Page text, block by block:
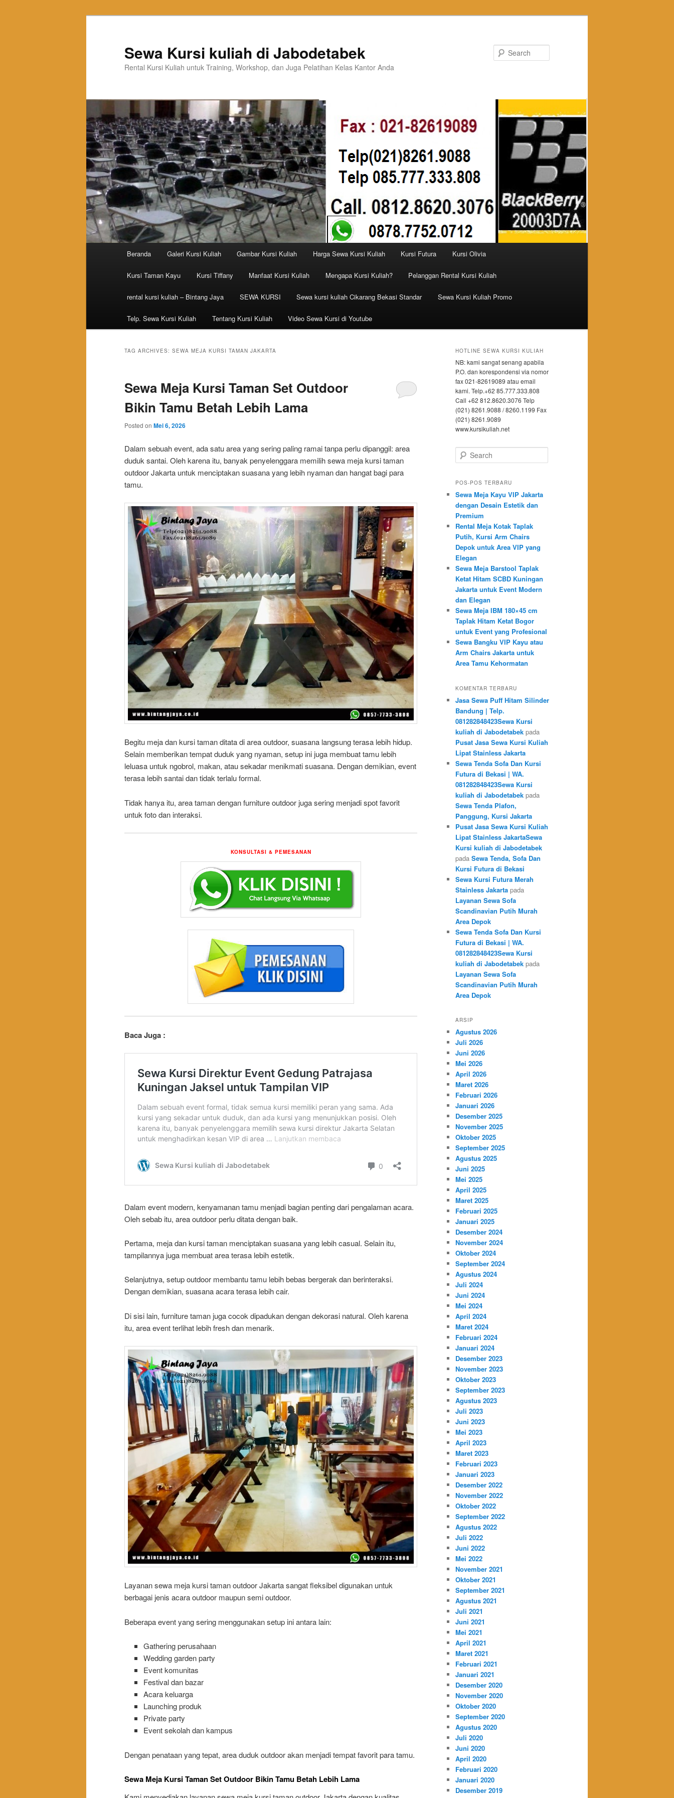
Sewa Kursi kuliah di Jabodetabek
Rental Kursi Kuliah untuk Training, Workshop, dan Juga Pelatihan Kelas Kantor Anda
Skip to primary content
Skip to secondary content
Beranda Galeri Kursi Kuliah Gambar Kursi Kuliah Harga Sewa Kursi Kuliah Kursi Futura Kursi Olivia
Kursi Taman Kayu Kursi Tiffany Manfaat Kursi Kuliah Mengapa Kursi Kuliah? Pelanggan Rental Kursi Kuliah
rental kursi kuliah – Bintang Jaya SEWA KURSI Sewa kursi kuliah Cikarang Bekasi Standar Sewa Kursi Kuliah Promo
Telp. Sewa Kursi Kuliah Tentang Kursi Kuliah Video Sewa Kursi di Youtube
TAG ARCHIVES: SEWA MEJA KURSI TAMAN JAKARTA
Sewa Meja Kursi Taman Set Outdoor
Bikin Tamu Betah Lebih Lama
Posted on Mei 6, 2026
Dalam sebuah event, ada satu area yang sering paling ramai tanpa perlu dipanggil: area
duduk santai. Oleh karena itu, banyak penyelenggara memilih sewa meja kursi taman
outdoor Jakarta untuk menciptakan suasana yang lebih nyaman dan hangat bagi para
tamu.
Begitu meja dan kursi taman ditata di area outdoor, suasana langsung terasa lebih hidup.
Selain memberikan tempat duduk yang nyaman, setup ini juga membuat tamu lebih
leluasa untuk ngobrol, makan, atau sekadar menikmati suasana. Dengan demikian, event
terasa lebih santai dan tidak terlalu formal.
Tidak hanya itu, area taman dengan furniture outdoor juga sering menjadi spot favorit
untuk foto dan interaksi.
KONSULTASI & PEMESANAN
Baca Juga :
Dalam event modern, kenyamanan tamu menjadi bagian penting dari pengalaman acara.
Oleh sebab itu, area outdoor perlu ditata dengan baik.
Pertama, meja dan kursi taman menciptakan suasana yang lebih casual. Selain itu,
tampilannya juga membuat area terasa lebih estetik.
Selanjutnya, setup outdoor membantu tamu lebih bebas bergerak dan berinteraksi.
Dengan demikian, suasana acara terasa lebih cair.
Di sisi lain, furniture taman juga cocok dipadukan dengan dekorasi natural. Oleh karena
itu, area event terlihat lebih fresh dan menarik.
Layanan sewa meja kursi taman outdoor Jakarta sangat fleksibel digunakan untuk
berbagai jenis acara outdoor maupun semi outdoor.
Beberapa event yang sering menggunakan setup ini antara lain:
Gathering perusahaan
Wedding garden party
Event komunitas
Festival dan bazar
Acara keluarga
Launching produk
Private party
Event sekolah dan kampus
Dengan penataan yang tepat, area duduk outdoor akan menjadi tempat favorit para tamu.
Sewa Meja Kursi Taman Set Outdoor Bikin Tamu Betah Lebih Lama
HOTLINE SEWA KURSI KULIAH
NB: kami sangat senang apabila
P.O. dan korespondensi via nomor
fax 021-82619089 atau email
kami. Telp.+62 85.777.333.808
Call +62 812.8620.3076 Telp
(021) 8261.9088 / 8260.1199 Fax
(021) 8261.9089
www.kursikuliah.net
Search
POS-POS TERBARU
Sewa Meja Kayu VIP Jakarta
dengan Desain Estetik dan
Premium
Rental Meja Kotak Taplak
Putih, Kursi Arm Chairs
Depok untuk Area VIP yang
Elegan
Sewa Meja Barstool Taplak
Ketat Hitam SCBD Kuningan
Jakarta untuk Event Modern
dan Elegan
Sewa Meja IBM 180×45 cm
Taplak Hitam Ketat Bogor
untuk Event yang Profesional
Sewa Bangku VIP Kayu atau
Arm Chairs Jakarta untuk
Area Tamu Kehormatan
KOMENTAR TERBARU
Jasa Sewa Puff Hitam Silinder
Bandung | Telp.
081282848423Sewa Kursi
kuliah di Jabodetabek pada
Pusat Jasa Sewa Kursi Kuliah
Lipat Stainless Jakarta
Sewa Tenda Sofa Dan Kursi
Futura di Bekasi | WA.
081282848423Sewa Kursi
kuliah di Jabodetabek pada
Sewa Tenda Plafon,
Panggung, Kursi Jakarta
Pusat Jasa Sewa Kursi Kuliah
Lipat Stainless JakartaSewa
Kursi kuliah di Jabodetabek
pada Sewa Tenda, Sofa Dan
Kursi Futura di Bekasi
Sewa Kursi Futura Merah
Stainless Jakarta pada
Layanan Sewa Sofa
Scandinavian Putih Murah
Area Depok
Sewa Tenda Sofa Dan Kursi
Futura di Bekasi | WA.
081282848423Sewa Kursi
kuliah di Jabodetabek pada
Layanan Sewa Sofa
Scandinavian Putih Murah
Area Depok
ARSIP
Agustus 2026
Juli 2026
Juni 2026
Mei 2026
April 2026
Maret 2026
Februari 2026
Januari 2026
Desember 2025
November 2025
Oktober 2025
September 2025
Agustus 2025
Juni 2025
Mei 2025
April 2025
Maret 2025
Februari 2025
Januari 2025
Desember 2024
November 2024
Oktober 2024
September 2024
Agustus 2024
Juli 2024
Juni 2024
Mei 2024
April 2024
Maret 2024
Februari 2024
Januari 2024
Desember 2023
November 2023
Oktober 2023
September 2023
Agustus 2023
Juli 2023
Juni 2023
Mei 2023
April 2023
Maret 2023
Februari 2023
Januari 2023
Desember 2022
November 2022
Oktober 2022
September 2022
Agustus 2022
Juli 2022
Juni 2022
Mei 2022
November 2021
Oktober 2021
September 2021
Agustus 2021
Juli 2021
Juni 2021
Mei 2021
April 2021
Maret 2021
Februari 2021
Januari 2021
Desember 2020
November 2020
Oktober 2020
September 2020
Agustus 2020
Juli 2020
Juni 2020
April 2020
Februari 2020
Januari 2020
Desember 2019